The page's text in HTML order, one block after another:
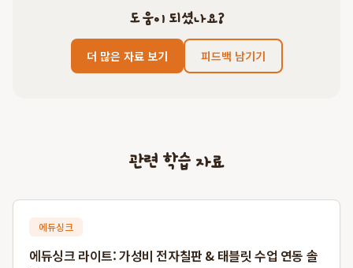
도움이 되셨나요?
더 많은 자료 보기 피드백 남기기
관련 학습 자료
에듀싱크
에듀싱크 라이트: 가성비 전자칠판 & 태블릿 수업 연동 솔